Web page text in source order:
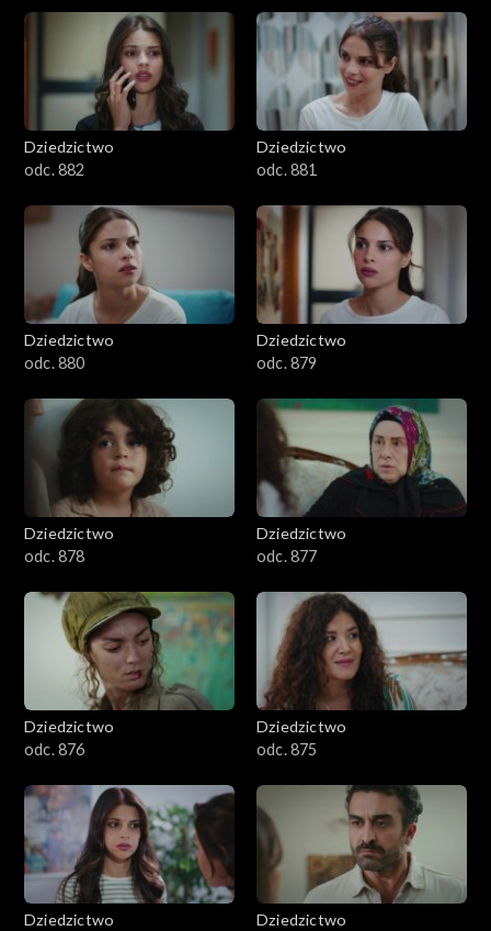
Dziedzictwo
odc. 882
Dziedzictwo
odc. 881
Dziedzictwo
odc. 880
Dziedzictwo
odc. 879
Dziedzictwo
odc. 878
Dziedzictwo
odc. 877
Dziedzictwo
odc. 876
Dziedzictwo
odc. 875
Dziedzictwo
Dziedzictwo